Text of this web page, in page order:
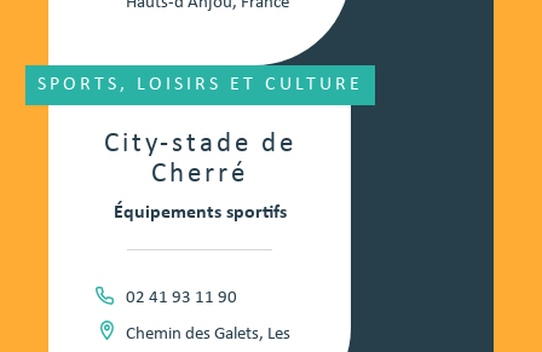
City-stade de
Cherré
SPORTS, LOISIRS ET CULTURE
Équipements sportifs
02 41 93 11 90
Chemin des Galets, Les